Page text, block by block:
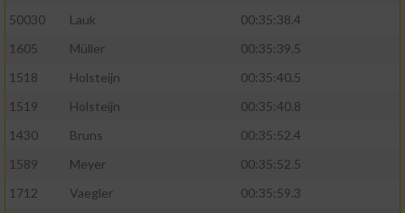
50030
Lauk
00:35:38.4
1605
Müller
00:35:39.5
1518
Holsteijn
00:35:40.5
1519
Holsteijn
00:35:40.8
1430
Bruns
00:35:52.4
1589
Meyer
00:35:52.5
1712
Vaegler
00:35:59.3